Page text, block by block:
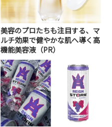
美容のプロたちも注目する、マ
ルチ効果で健やかな肌へ導く高
機能美容液（PR）